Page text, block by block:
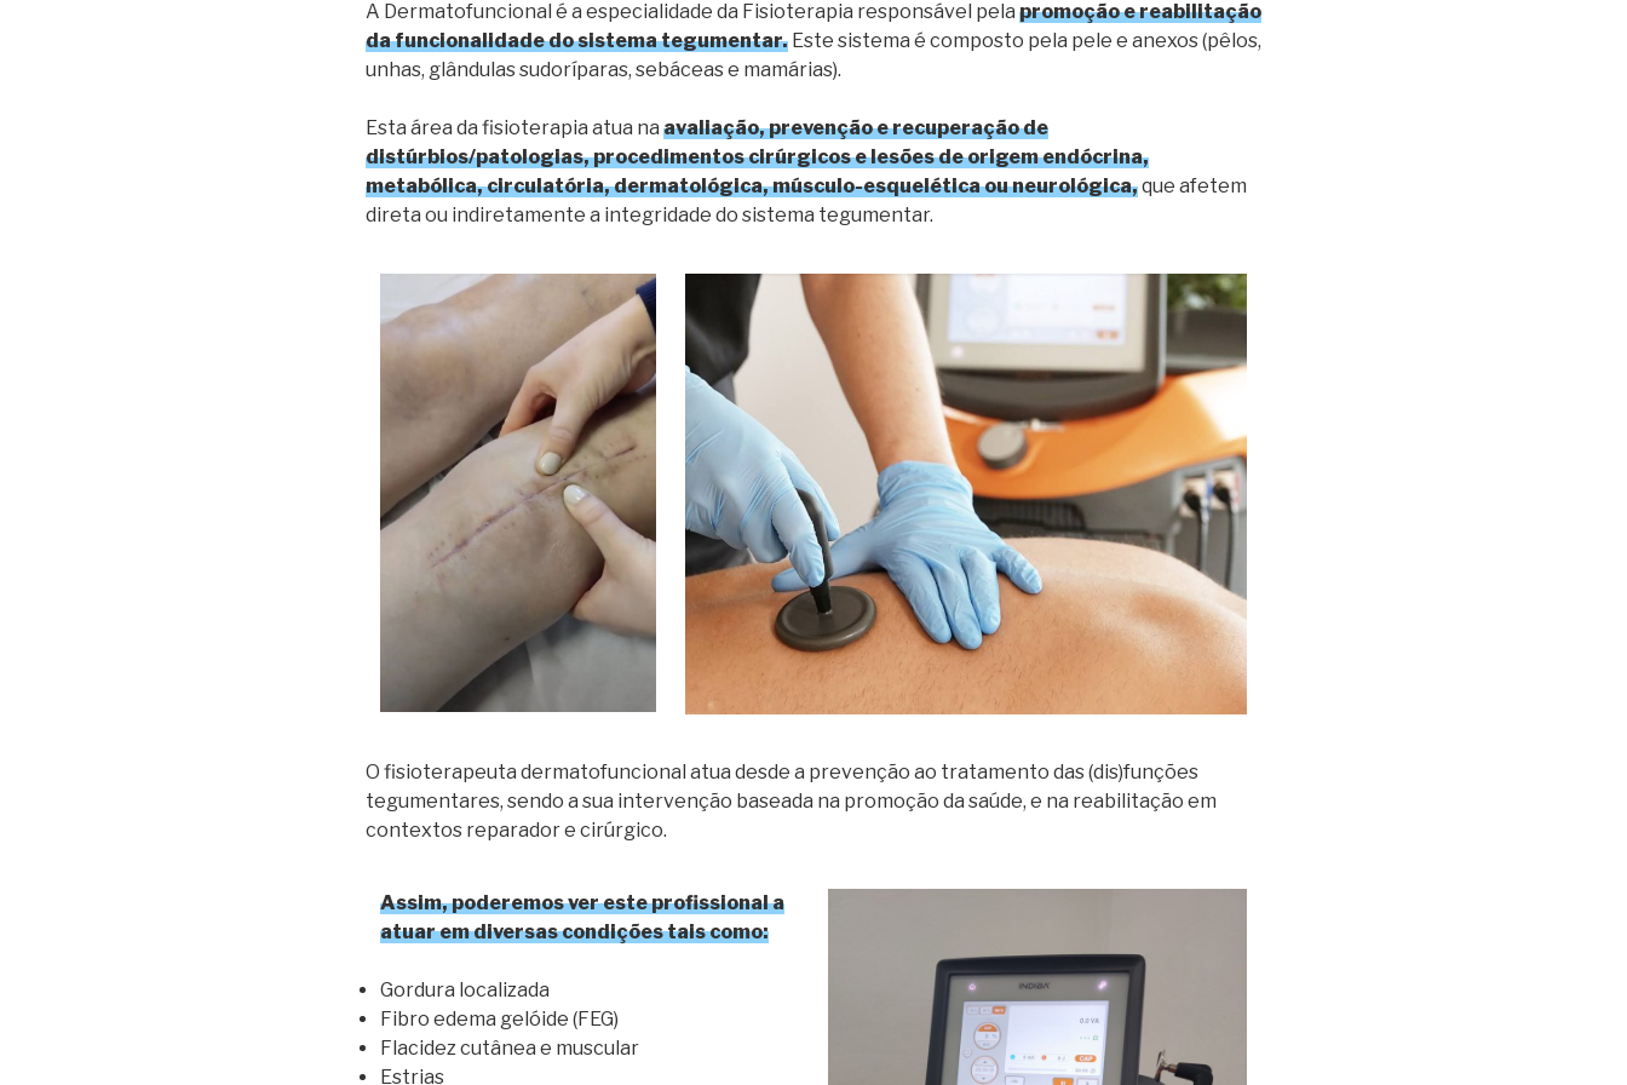
A Dermatofuncional é a especialidade da Fisioterapia responsável pela promoção e reabilitação
da funcionalidade do sistema tegumentar. Este sistema é composto pela pele e anexos (pêlos,
unhas, glândulas sudoríparas, sebáceas e mamárias).
Esta área da fisioterapia atua na avaliação, prevenção e recuperação de
distúrbios/patologias, procedimentos cirúrgicos e lesões de origem endócrina,
metabólica, circulatória, dermatológica, músculo-esquelética ou neurológica,que afetem
direta ou indiretamente a integridade do sistema tegumentar.
O fisioterapeuta dermatofuncional atua desde a prevenção ao tratamento das (dis)funções
tegumentares, sendo a sua intervenção baseada na promoção da saúde, e na reabilitação em
contextos reparador e cirúrgico.
Assim, poderemos ver este profissional a
atuar em diversas condições tais como:
Gordura localizada
Fibro edema gelóide (FEG)
Flacidez cutânea e muscular
Estrias